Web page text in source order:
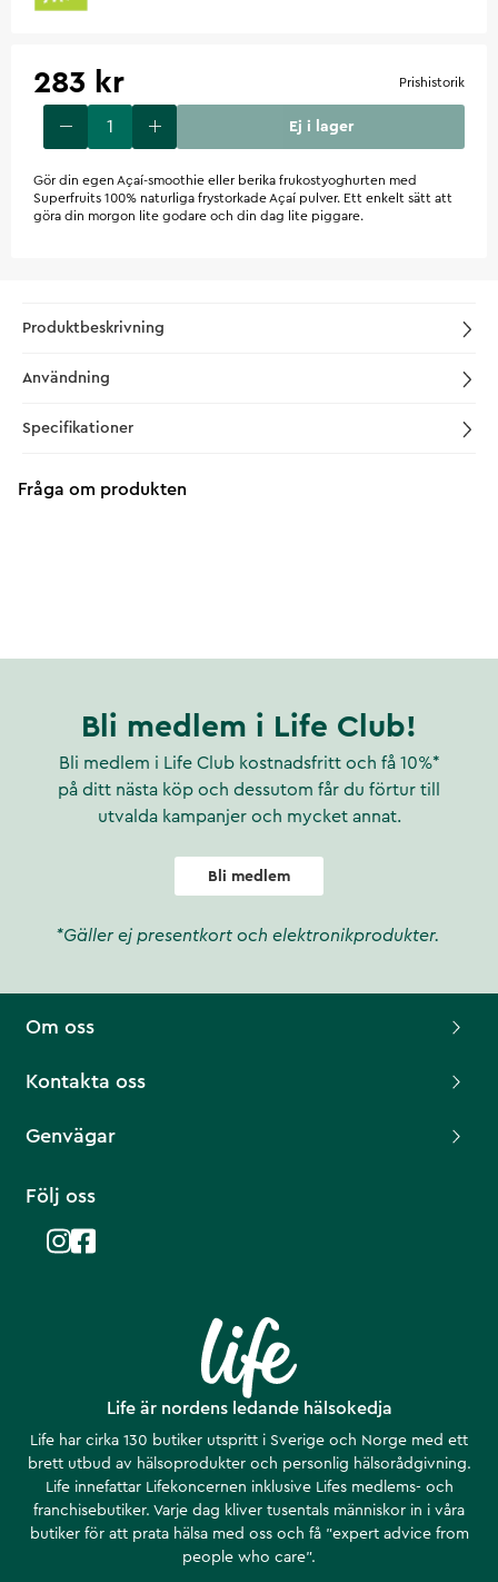
283 kr Prishistorik
Ej i lager
Gör din egen Açaí-smoothie eller berika frukostyoghurten med
Superfruits 100% naturliga frystorkade Açaí pulver. Ett enkelt sätt att
göra din morgon lite godare och din dag lite piggare.
Produktbeskrivning
Användning
Specifikationer
Fråga om produkten
Bli medlem i Life Club!
Bli medlem i Life Club kostnadsfritt och få 10%*
på ditt nästa köp och dessutom får du förtur till
utvalda kampanjer och mycket annat.
Bli medlem
*Gäller ej presentkort och elektronikprodukter.
Life är nordens ledande hälsokedja
Life har cirka 130 butiker utspritt i Sverige och Norge med ett
brett utbud av hälsoprodukter och personlig hälsorådgivning.
Life innefattar Lifekoncernen inklusive Lifes medlems- och
franchisebutiker. Varje dag kliver tusentals människor in i våra
butiker för att prata hälsa med oss och få ”expert advice from
people who care”.
Om oss
Kontakta oss
Genvägar
Följ oss